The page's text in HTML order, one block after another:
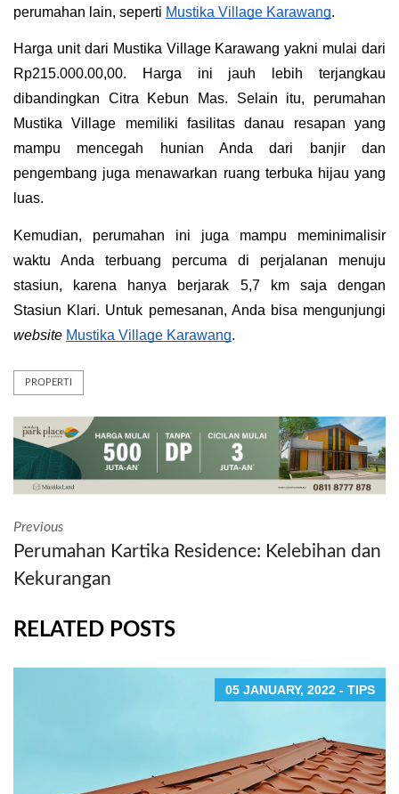
perumahan lain, seperti Mustika Village Karawang.
Harga unit dari Mustika Village Karawang yakni mulai dari
Rp215.000.00,00. Harga ini jauh lebih terjangkau
dibandingkan Citra Kebun Mas. Selain itu, perumahan
Mustika Village memiliki fasilitas danau resapan yang
mampu mencegah hunian Anda dari banjir dan
pengembang juga menawarkan ruang terbuka hijau yang
luas.
Kemudian, perumahan ini juga mampu meminimalisir
waktu Anda terbuang percuma di perjalanan menuju
stasiun, karena hanya berjarak 5,7 km saja dengan
website Mustika Village Karawang.
PROPERTI
Previous
Perumahan Kartika Residence: Kelebihan dan
Kekurangan
RELATED POSTS
05 JANUARY, 2022 - TIPS